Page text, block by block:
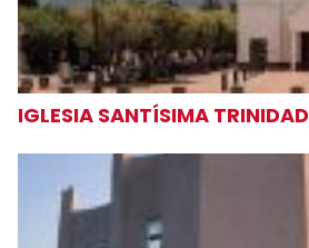
IGLESIA SANTÍSIMA TRINIDAD